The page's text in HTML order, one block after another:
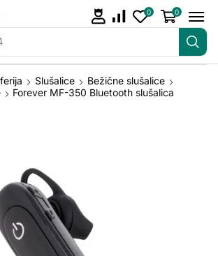
0 0
Slušalice
Bežične slušalice
Forever MF-350 Bluetooth slušalica